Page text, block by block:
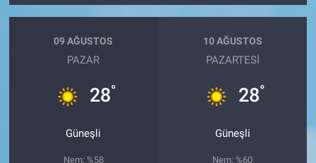
09 AĞUSTOS
PAZAR
28°
Güneşli
Nem: %58
10 AĞUSTOS
PAZARTESI
28°
Güneşli
Nem: %60